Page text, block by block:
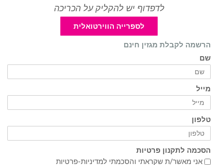
לדפדוף יש להקליק על הכריכה
לספרייה הווירטואלית
הרשמה לקבלת מגזין חינם
שם
מייל
טלפון
הסכמה לתקנון פרטיות
אני מאשר/ת שקראתי והסכמתי למדיניות-פרטיות